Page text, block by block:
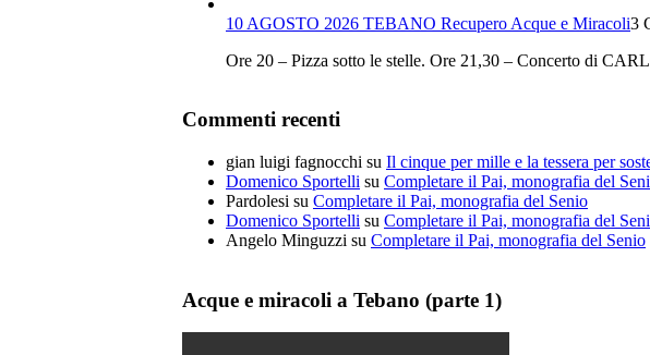
10 AGOSTO 2026 TEBANO Recupero Acque e Miracoli3
Ore 20 – Pizza sotto le stelle. Ore 21,30 – Concerto di
Commenti recenti
gian luigi fagnocchi su Il cinque per mille e la tessera per
Domenico Sportelli su Completare il Pai, monografia del
Pardolesi su Completare il Pai, monografia del Senio
Domenico Sportelli su Completare il Pai, monografia del
Angelo Minguzzi su Completare il Pai, monografia del Senio
Acque e miracoli a Tebano (parte 1)